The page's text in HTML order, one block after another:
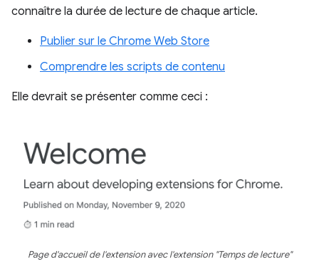
connaître la durée de lecture de chaque article.
Publier sur le Chrome Web Store
Comprendre les scripts de contenu
Elle devrait se présenter comme ceci :
Page d'accueil de l'extension avec l'extension "Temps de lecture"